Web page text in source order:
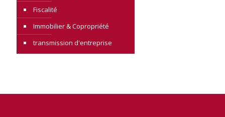
Fiscalité
Immobilier & Copropriété
transmission d'entreprise